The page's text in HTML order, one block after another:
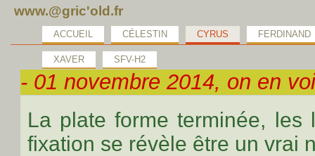
www.@gric'old.fr
ACCUEIL CÉLESTIN CYRUS FERDINAND
XAVER SFV-H2
- 01 novembre 2014, on en
La plate forme terminée, les
fixation se révèle être un vrai